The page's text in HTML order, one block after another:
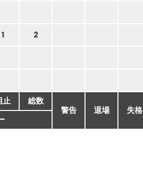
1
2
止
総数
警告
退場
失格